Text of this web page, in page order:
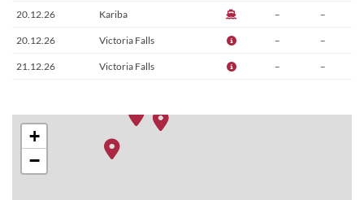
20.12.26 Kariba – –
20.12.26 Victoria Falls – –
21.12.26 Victoria Falls – –
+
−